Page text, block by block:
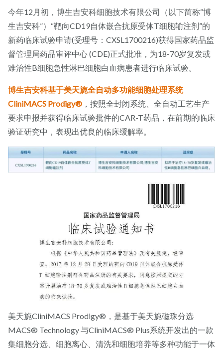
今年12月初，博生吉安科细胞技术有限公司（以下简称“博
生吉安科”）“靶向CD19自体嵌合抗原受体T细胞输注剂”的
新药临床试验申请(受理号：CXSL1700216)获得国家药品监
督管理局药品审评中心 (CDE)正式批准，为18-70岁复发或
难治性B细胞急性淋巴细胞白血病患者进行临床试验。
博生吉安科基于美天旎全自动多功能细胞处理系统
CliniMACS Prodigy® ，按照全封闭系统、全自动工艺生产
要求申报并获得临床试验批件的CAR-T药品，在前期的临床
验证研究中，表现出优良的临床缓解率。
美天旎CliniMACS Prodigy®，是基于美天旎磁珠分选
MACS® Technology 与CliniMACS® Plus系统开发出的一款
集细胞分选、细胞离心、清洗和细胞培养等多种功能于一体